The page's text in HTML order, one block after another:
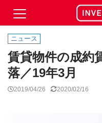
ニュース
賃貸物件の成約
落／19年3月
2019/04/26 2020/02/16